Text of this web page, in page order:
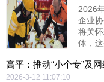
2026
企业
将关
体，
节日
对话
高平：推动“小个专”及
2026-3-12 11:07:10